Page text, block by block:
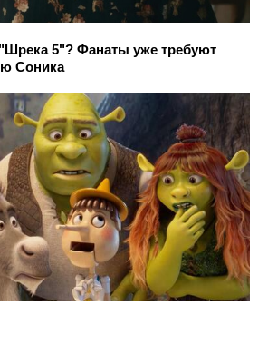
5"? Фанаты уже требуют
Соника